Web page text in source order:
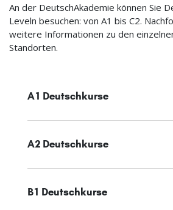
An der DeutschAkademie können Sie
Leveln besuchen: von A1 bis C2.
weitere Informationen zu den
Standorten.
A1 Deutschkurse
A2 Deutschkurse
B1 Deutschkurse